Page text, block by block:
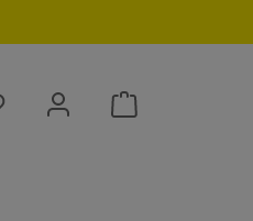
Du hast 0 Produkte auf dem